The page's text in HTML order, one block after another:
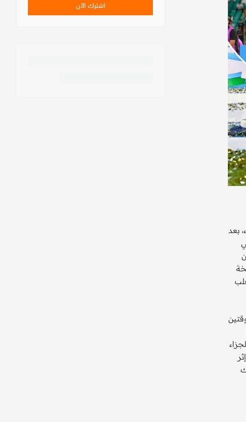
بعد
في
نسخة
انتهاء الوقتين
إثر
اشترك الآن